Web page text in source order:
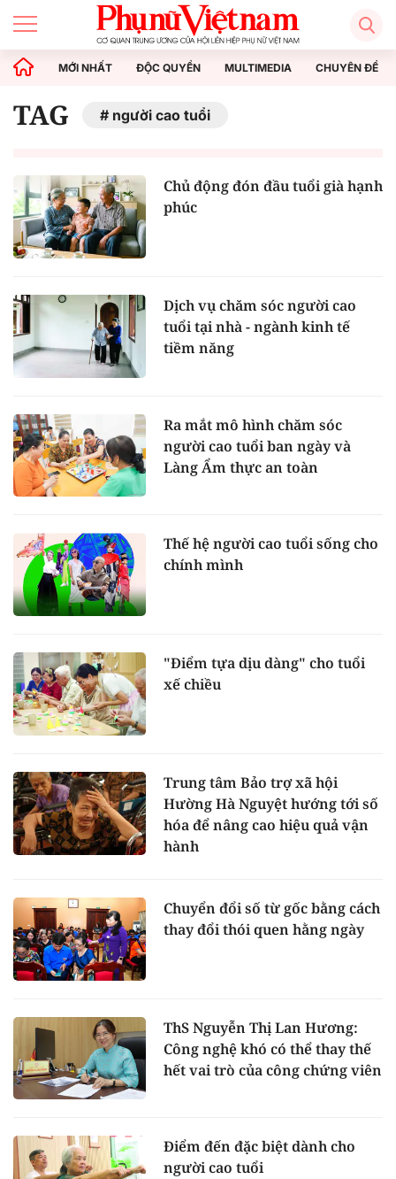
MỚI NHẤT ĐỘC QUYỀN MULTIMEDIA CHUYÊN ĐỀ
TAG người cao tuổi
Chủ động đón đầu tuổi già hạnh
phúc
Dịch vụ chăm sóc người cao
tuổi tại nhà - ngành kinh tế
tiềm năng
Ra mắt mô hình chăm sóc
người cao tuổi ban ngày và
Làng Ẩm thực an toàn
Thế hệ người cao tuổi sống cho
chính mình
"Điểm tựa dịu dàng" cho tuổi
xế chiều
Trung tâm Bảo trợ xã hội
Hường Hà Nguyệt hướng tới số
hóa để nâng cao hiệu quả vận
hành
Chuyển đổi số từ gốc bằng cách
thay đổi thói quen hằng ngày
ThS Nguyễn Thị Lan Hương:
Công nghệ khó có thể thay thế
hết vai trò của công chứng viên
Điểm đến đặc biệt dành cho
người cao tuổi